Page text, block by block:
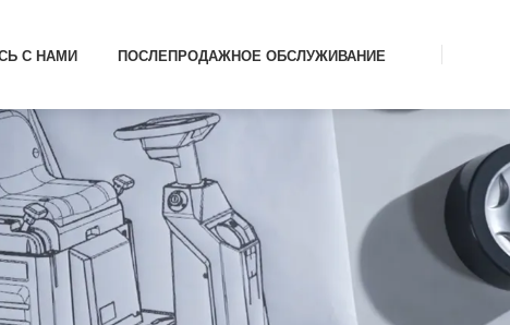
С НАМИ ПОСЛЕПРОДАЖНОЕ ОБСЛУЖИВАНИЕ